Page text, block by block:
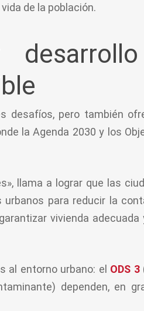
de la población.
desafíos, pero también
la Agenda 2030 y los
llama a lograr que las
para reducir la
vivienda
al entorno urbano: el ODS 3
dependen, en